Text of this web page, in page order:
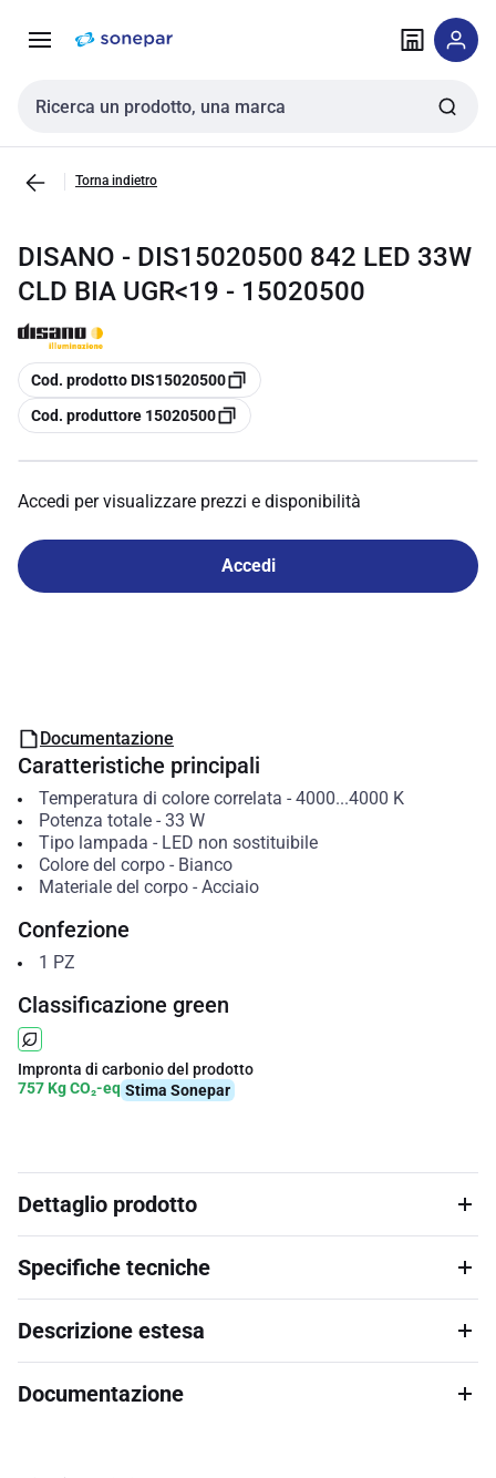
navigazione alla
Cerca input
Torna indietro
DISANO - DIS15020500 842 LED 33W
CLD BIA UGR<19 - 15020500
copia
Cod. prodotto DIS15020500
copia
Cod. produttore 15020500
Accedi per visualizzare prezzi e disponibilità
Accedi
Documentazione
Caratteristiche principali
Temperatura di colore correlata - 4000...4000 K
Potenza totale- 33 W
Tipo lampada - LED non sostituibile
Colore del corpo- Bianco
Materiale del corpo- Acciaio
Confezione
1 PZ
Classificazione green
Impronta di carbonio del prodotto
757 Kg CO₂-eq Stima Sonepar
Dettaglio prodotto
Specifiche tecniche
Descrizione estesa
Documentazione